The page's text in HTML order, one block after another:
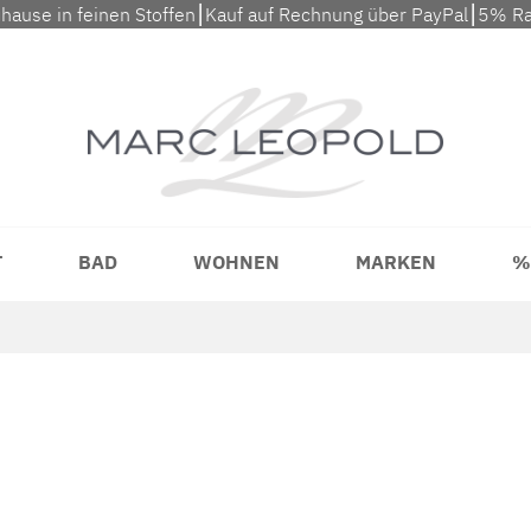
in feinen Stoffen⎮Kauf auf Rechnung über PayPal⎮5%
BAD WOHNEN MARKEN